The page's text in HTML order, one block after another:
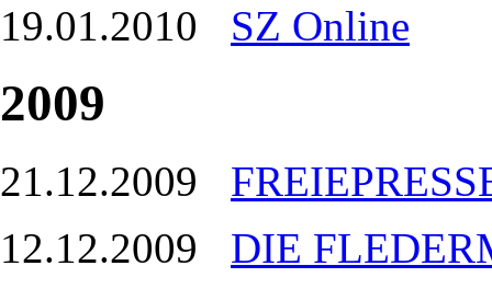
19.01.2010 SZ Online
2009
21.12.2009
12.12.2009 DIE